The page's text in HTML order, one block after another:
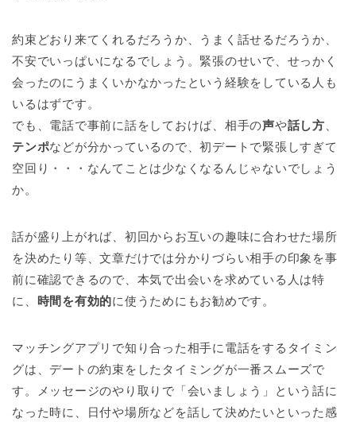
約束どおり来てくれるだろうか、うまく話せるだろうか、
不安でいっぱいになるでしょう。緊張のせいで、せっかく
会ったのにうまくいかなかったという経験をしている人も
いるはずです。
でも、電話で事前に話をしておけば、相手の声や話し方
テンポなどが分かっているので、初デートで緊張しすぎて
空回り・・・なんてことは少なくなるんじゃないでしょう
か。
話が盛り上がれば、初回からお互いの趣味に合わせた場所
を決めたり等、文章だけでは分かりづらい相手の印象を事
前に確認できるので、本気で出会いを求めている人は特
に、 時間を有効的に使うためにもお勧めです。
マッチングアプリで知り合った相手に電話をするタイミン
グは、デートの約束をしたタイミングが一番スムーズで
す。メッセージのやり取りで「会いましょう」という話に
なった時に、日付や場所などを話して決めたいといった感